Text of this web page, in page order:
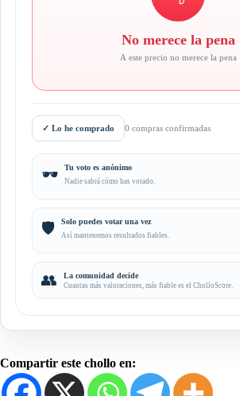
No merece la pena
A este precio no merece la pena
✓ Lo he comprado 0 compras confirmadas
🕶️ Tu voto es anónimo
Nadie sabrá cómo has votado.
🛡️ Solo puedes votar una vez
Así mantenemos resultados fiables.
👥 La comunidad decide
Cuantas más valoraciones, más fiable es el CholloScore.
Compartir este chollo en: